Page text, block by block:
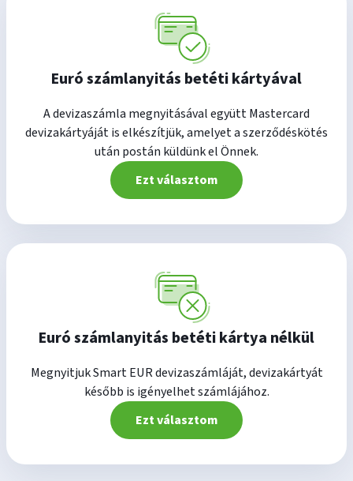
Euró számlanyitás betéti kártyával
A devizaszámla megnyitásával együtt Mastercard
devizakártyáját is elkészítjük, amelyet a szerződéskötés
után postán küldünk el Önnek.
Ezt választom
Euró számlanyitás betéti kártya nélkül
Megnyitjuk Smart EUR devizaszámláját, devizakártyát
később is igényelhet számlájához.
Ezt választom